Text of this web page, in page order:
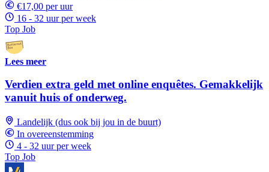
€17,00 per uur
16 - 32 uur per week
Top Job
Lees meer
Verdien extra geld met online enquêtes. Gemakkelijk
vanuit huis of onderweg.
Landelijk (dus ook bij jou in de buurt)
In overeenstemming
4 - 32 uur per week
Top Job